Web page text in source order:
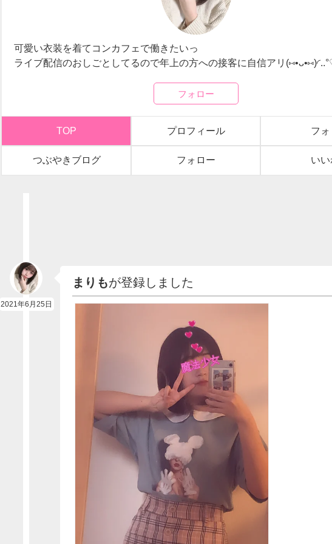
まりも
可愛い衣装を着てコンカフェで働きたいっ
ライブ配信のおしごとしてるので年上の方への接客に自信アリ
フォロー
TOP プロフィール フォ
つぶやきブログ フォロー いい
2021年6月25日
まりもが登録しました